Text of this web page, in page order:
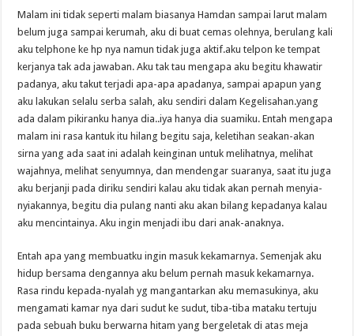
Malam ini tidak seperti malam biasanya Hamdan sampai larut malam
belum juga sampai kerumah, aku di buat cemas olehnya, berulang kali
aku telphone ke hp nya namun tidak juga aktif.aku telpon ke tempat
kerjanya tak ada jawaban. Aku tak tau mengapa aku begitu khawatir
padanya, aku takut terjadi apa-apa apadanya, sampai apapun yang
aku lakukan selalu serba salah, aku sendiri dalam Kegelisahan.yang
ada dalam pikiranku hanya dia..iya hanya dia suamiku. Entah mengapa
malam ini rasa kantuk itu hilang begitu saja, keletihan seakan-akan
sirna yang ada saat ini adalah keinginan untuk melihatnya, melihat
wajahnya, melihat senyumnya, dan mendengar suaranya, saat itu juga
aku berjanji pada diriku sendiri kalau aku tidak akan pernah menyia-
nyiakannya, begitu dia pulang nanti aku akan bilang kepadanya kalau
aku mencintainya. Aku ingin menjadi ibu dari anak-anaknya.
Entah apa yang membuatku ingin masuk kekamarnya. Semenjak aku
hidup bersama dengannya aku belum pernah masuk kekamarnya.
Rasa rindu kepada-nyalah yg mangantarkan aku memasukinya, aku
mengamati kamar nya dari sudut ke sudut, tiba-tiba mataku tertuju
pada sebuah buku berwarna hitam yang bergeletak di atas meja